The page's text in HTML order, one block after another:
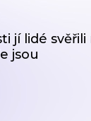
jí lidé
jsou